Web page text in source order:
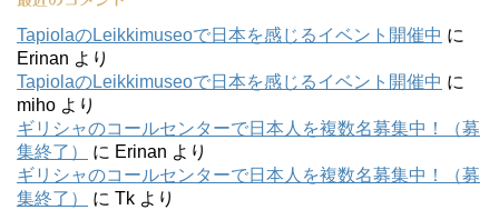
TapiolaのLeikkimuseoで日本を感じるイベント開催中 に
Erinan より
TapiolaのLeikkimuseoで日本を感じるイベント開催中 に
miho より
ギリシャのコールセンターで日本人を複数名募集中！（募
集終了）
に Erinan より
ギリシャのコールセンターで日本人を複数名募集中！（募
集終了）
に Tk より